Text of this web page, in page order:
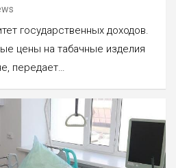
государственных доходов.
цены на табачные изделия
передает…